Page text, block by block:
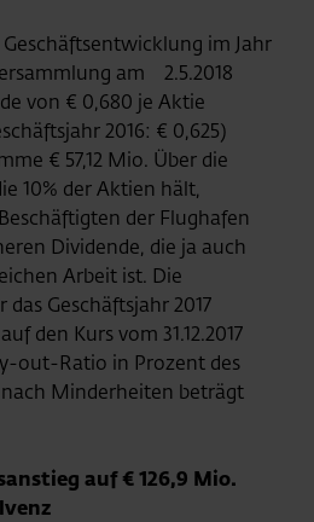
im Jahr
am 2.5.2018
von € 0,680 je Aktie
2016: € 0,625)
€ 57,12 Mio. Über die
10% der Aktien hält,
der Flughafen
Dividende, die ja auch
Arbeit ist. Die
Geschäftsjahr 2017
den Kurs vom 31.12.2017
out-Ratio in Prozent des
nach Minderheiten beträgt
auf € 126,9 Mio.